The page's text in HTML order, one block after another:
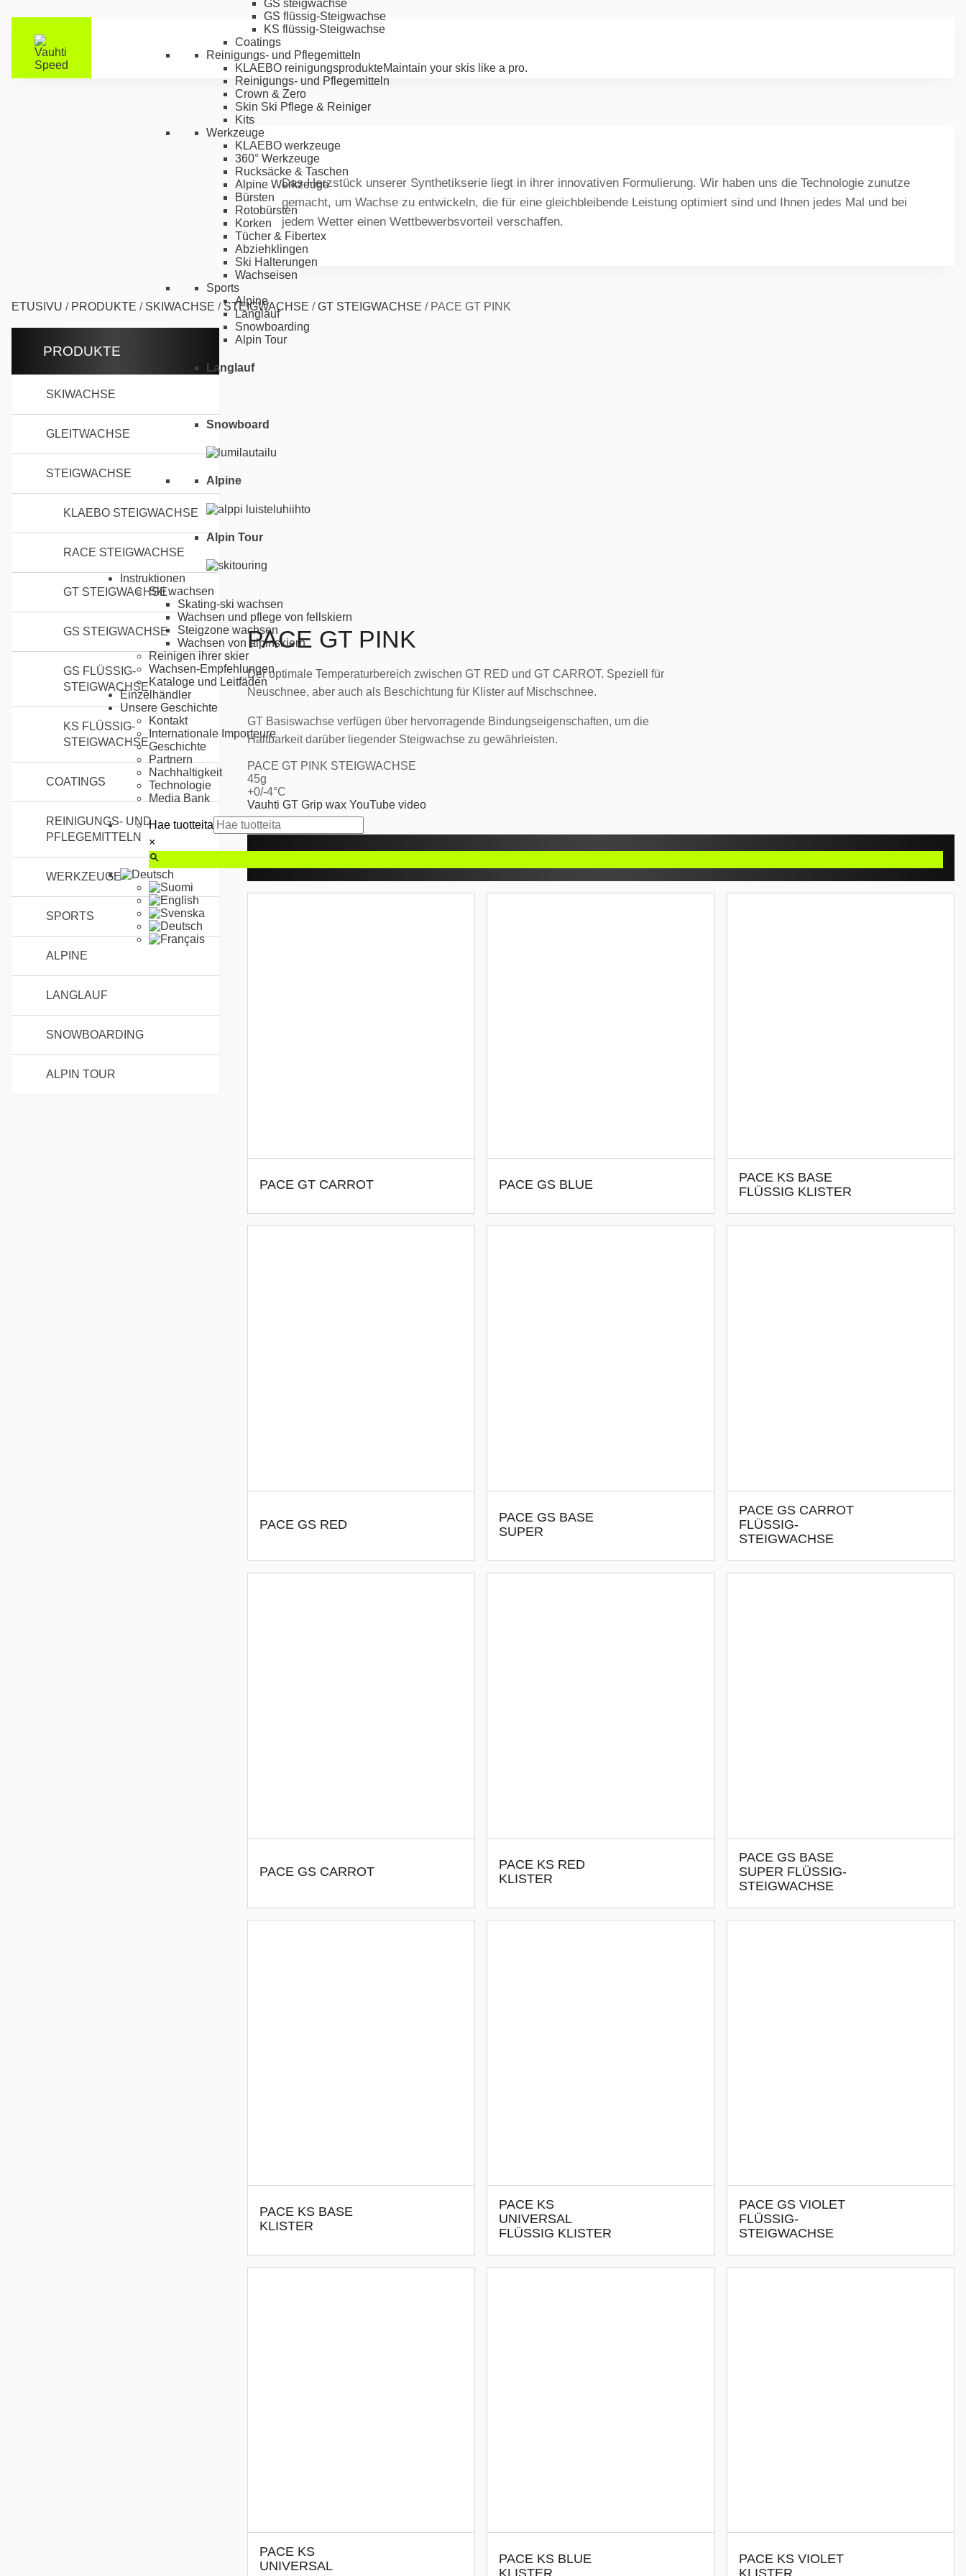
GS steigwachse
GS flüssig-Steigwachse
KS flüssig-Steigwachse
Coatings
Reinigungs- und Pflegemitteln
KLAEBO reinigungsprodukteMaintain your skis like a pro.
Reinigungs- und Pflegemitteln
Crown & Zero
Skin Ski Pflege & Reiniger
Kits
Werkzeuge
KLAEBO werkzeuge
360° Werkzeuge
Rucksäcke & Taschen
Alpine Werkzeuge
Bürsten
Rotobürsten
Korken
Tücher & Fibertex
Abziehklingen
Ski Halterungen
Wachseisen
Sports
Alpine
Langlauf
Snowboarding
Alpin Tour
Langlauf
Snowboard
Alpine
Alpin Tour
Instruktionen
Ski wachsen
Skating-ski wachsen
Wachsen und pflege von fellskiern
Steigzone wachsen
Wachsen von alpinskiern
Reinigen ihrer skier
Wachsen-Empfehlungen
Kataloge und Leitfäden
Einzelhändler
Unsere Geschichte
Kontakt
Internationale Importeure
Geschichte
Partnern
Nachhaltigkeit
Technologie
Media Bank
Hae tuotteita
×
Das Herzstück unserer Synthetikserie liegt in ihrer innovativen Formulierung. Wir haben uns die Technologie zunutze
gemacht, um Wachse zu entwickeln, die für eine gleichbleibende Leistung optimiert sind und Ihnen jedes Mal und bei
jedem Wetter einen Wettbewerbsvorteil verschaffen.
ETUSIVU / PRODUKTE / SKIWACHSE /STEIGWACHSE /GT STEIGWACHSE / PACE GT PINK
PRODUKTE
SKIWACHSE
GLEITWACHSE
STEIGWACHSE
KLAEBO STEIGWACHSE
RACE STEIGWACHSE
GT STEIGWACHSE
GS STEIGWACHSE
GS FLÜSSIG-
STEIGWACHSE
KS FLÜSSIG-
STEIGWACHSE
COATINGS
REINIGUNGS- UND
PFLEGEMITTELN
WERKZEUGE
SPORTS
ALPINE
LANGLAUF
SNOWBOARDING
ALPIN TOUR
PACE GT PINK
Der optimale Temperaturbereich zwischen GT RED und GT CARROT. Speziell für
Neuschnee, aber auch als Beschichtung für Klister auf Mischschnee.
GT Basiswachse verfügen über hervorragende Bindungseigenschaften, um die
Haltbarkeit darüber liegender Steigwachse zu gewährleisten.
PACE GT PINK STEIGWACHSE
45g
+0/-4°C
Vauhti GT Grip wax YouTube video
PACE GT CARROT PACE GS BLUE
PACE KS BASE
FLÜSSIG KLISTER
PACE GS RED
PACE GS BASE
SUPER
PACE GS CARROT
FLÜSSIG-
STEIGWACHSE
PACE GS CARROT
PACE KS RED
KLISTER
PACE GS BASE
SUPER FLÜSSIG-
STEIGWACHSE
PACE KS BASE
KLISTER
PACE KS
UNIVERSAL
FLÜSSIG KLISTER
PACE GS VIOLET
FLÜSSIG-
STEIGWACHSE
PACE KS
UNIVERSAL
PACE KS BLUE
KLISTER
PACE KS VIOLET
KLISTER